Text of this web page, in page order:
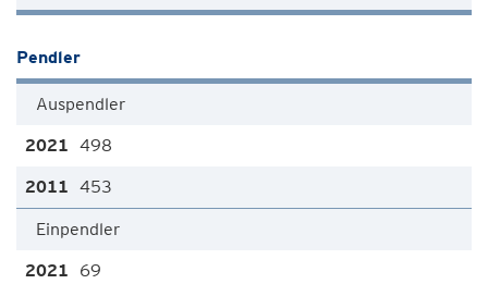
Pendler
Auspendler
498
453
Einpendler
69